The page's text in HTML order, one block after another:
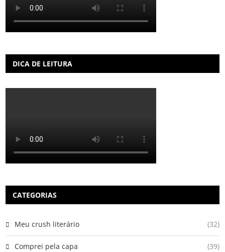
DICA DE LEITURA
CATEGORIAS
Meu crush literário (32)
Comprei pela capa (39)